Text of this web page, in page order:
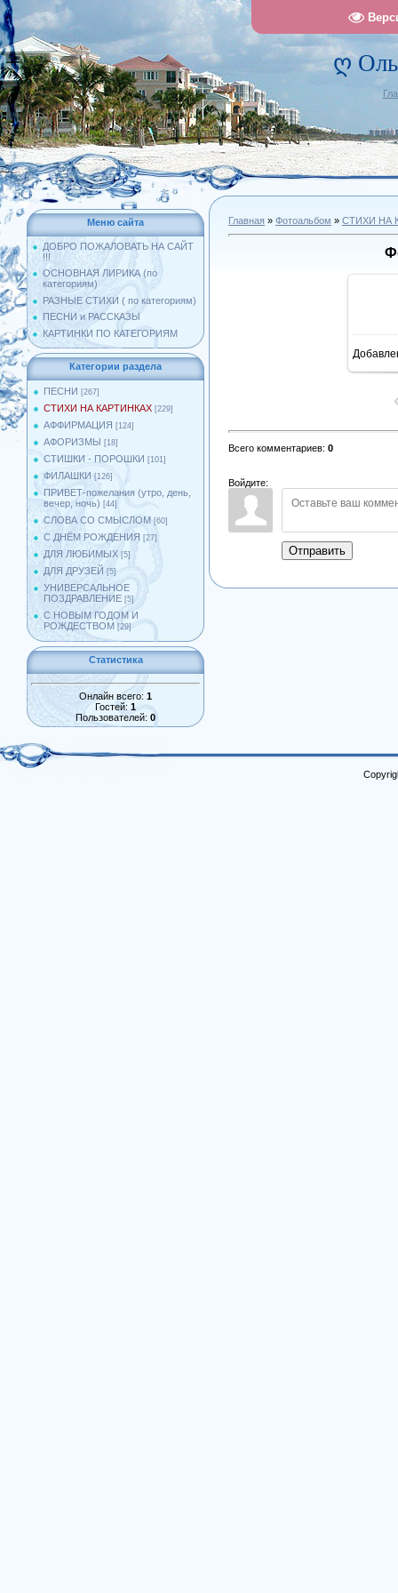
ღ
Меню сайта
ДОБРО ПОЖАЛОВАТЬ НА САЙТ
!!!
ОСНОВНАЯ ЛИРИКА (по
категориям)
РАЗНЫЕ СТИХИ ( по категориям)
ПЕСНИ и РАССКАЗЫ
КАРТИНКИ ПО КАТЕГОРИЯМ
Категории раздела
ПЕСНИ [267]
СТИХИ НА КАРТИНКАХ [229]
АФФИРМАЦИЯ [124]
АФОРИЗМЫ [18]
СТИШКИ - ПОРОШКИ [101]
ФИЛАШКИ [126]
ПРИВЕТ-пожелания (утро, день,
вечер, ночь) [44]
СЛОВА СО СМЫСЛОМ [60]
С ДНЁМ РОЖДЕНИЯ [27]
ДЛЯ ЛЮБИМЫХ [5]
ДЛЯ ДРУЗЕЙ [5]
УНИВЕРСАЛЬНОЕ
ПОЗДРАВЛЕНИЕ [5]
С НОВЫМ ГОДОМ И
РОЖДЕСТВОМ [29]
Статистика
Онлайн всего: 1
Гостей: 1
Пользователей: 0
Главная » Фотоальбом » СТИХИ НА
Всего комментариев: 0
Войдите:
Отправить